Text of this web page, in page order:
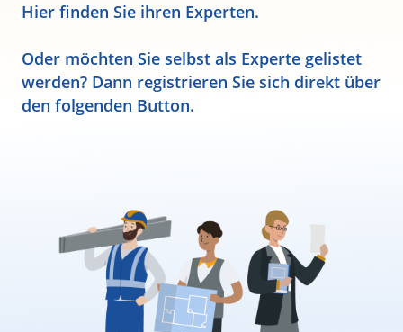
Hier finden Sie ihren Experten.
Oder möchten Sie selbst als Experte gelistet
werden? Dann registrieren Sie sich direkt über
den folgenden Button.